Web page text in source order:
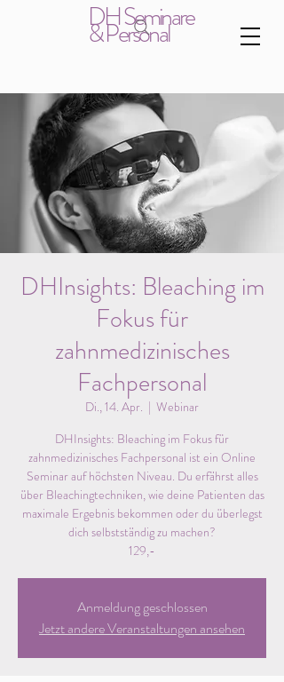
DH Seminare
& Personal
DHInsights: Bleaching im
Fokus für
zahnmedizinisches
Fachpersonal
Di., 14. Apr.
  |
Webinar
DHInsights: Bleaching im Fokus für
zahnmedizinisches Fachpersonal ist ein Online
Seminar auf höchsten Niveau. Du erfährst alles
über Bleachingtechniken, wie deine Patienten das
maximale Ergebnis bekommen oder du überlegst
dich selbstständig zu machen?
129,-
Anmeldung geschlossen
Jetzt andere Veranstaltungen ansehen